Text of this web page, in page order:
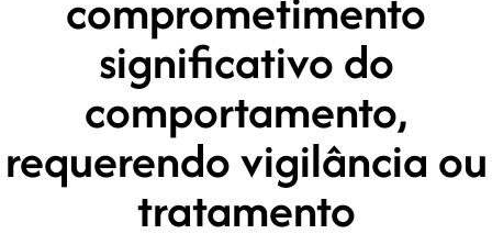
significativo do
comportamento,
requerendo vigilância ou
tratamento